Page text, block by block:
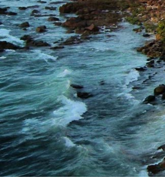
Activités
Service
Pro
/